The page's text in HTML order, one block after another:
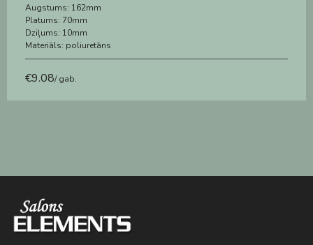
Augstums: 162mm
Platums: 70mm
Dziļums: 10mm
Materiāls: poliuretāns
€9.08/ gab.